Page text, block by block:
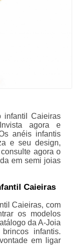
infantil Caieiras
agora e
anéis infantis
e seu design,
agora o
em semi joias
Caieiras
Caieiras, com
os modelos
da A-Joia
infantis.
em ligar